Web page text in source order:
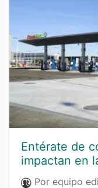
Entérate de
impactan en
Por equipo